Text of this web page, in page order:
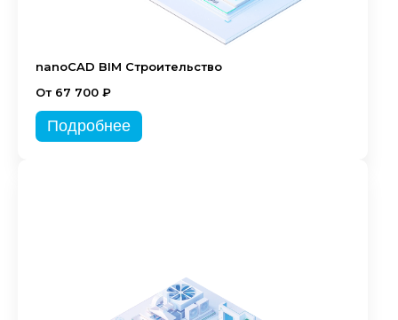
nanoCAD BIM Строительство
От 67 700 ₽
Подробнее